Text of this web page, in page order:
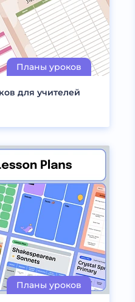
для учителей